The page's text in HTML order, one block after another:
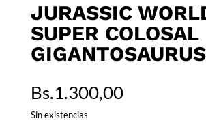
JURASSIC
SUPER COLOSAL
GIGANTOSAURUS
Bs.1.300,00
Sin existencias